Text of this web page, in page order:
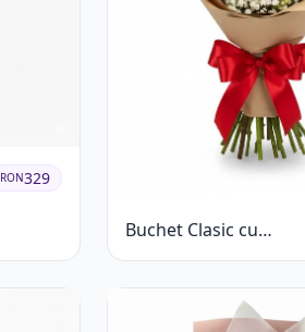
RON329
Buchet Clasic cu
Trandafiri Roșii și